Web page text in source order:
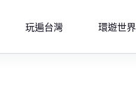
玩遍台灣 環遊世界